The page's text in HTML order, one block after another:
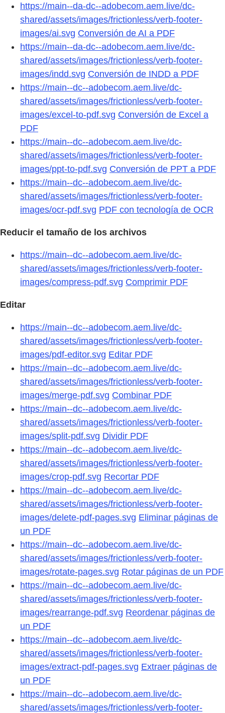
https://main--da-dc--adobecom.aem.live/dc-
shared/assets/images/frictionless/verb-footer-
images/ai.svg Conversión de AI a PDF
https://main--da-dc--adobecom.aem.live/dc-
shared/assets/images/frictionless/verb-footer-
images/indd.svg Conversión de INDD a PDF
https://main--dc--adobecom.aem.live/dc-
shared/assets/images/frictionless/verb-footer-
images/excel-to-pdf.svg Conversión de Excel a
PDF
https://main--dc--adobecom.aem.live/dc-
shared/assets/images/frictionless/verb-footer-
images/ppt-to-pdf.svg Conversión de PPT a PDF
https://main--dc--adobecom.aem.live/dc-
shared/assets/images/frictionless/verb-footer-
images/ocr-pdf.svg PDF con tecnología de OCR
Reducir el tamaño de los archivos
https://main--dc--adobecom.aem.live/dc-
shared/assets/images/frictionless/verb-footer-
images/compress-pdf.svg Comprimir PDF
Editar
https://main--dc--adobecom.aem.live/dc-
shared/assets/images/frictionless/verb-footer-
images/pdf-editor.svg Editar PDF
https://main--dc--adobecom.aem.live/dc-
shared/assets/images/frictionless/verb-footer-
images/merge-pdf.svg Combinar PDF
https://main--dc--adobecom.aem.live/dc-
shared/assets/images/frictionless/verb-footer-
images/split-pdf.svg Dividir PDF
https://main--dc--adobecom.aem.live/dc-
shared/assets/images/frictionless/verb-footer-
images/crop-pdf.svg Recortar PDF
https://main--dc--adobecom.aem.live/dc-
shared/assets/images/frictionless/verb-footer-
images/delete-pdf-pages.svg Eliminar páginas de
un PDF
https://main--dc--adobecom.aem.live/dc-
shared/assets/images/frictionless/verb-footer-
images/rotate-pages.svg Rotar páginas de un PDF
https://main--dc--adobecom.aem.live/dc-
shared/assets/images/frictionless/verb-footer-
images/rearrange-pdf.svg Reordenar páginas de
un PDF
https://main--dc--adobecom.aem.live/dc-
shared/assets/images/frictionless/verb-footer-
images/extract-pdf-pages.svg Extraer páginas de
un PDF
https://main--dc--adobecom.aem.live/dc-
shared/assets/images/frictionless/verb-footer-